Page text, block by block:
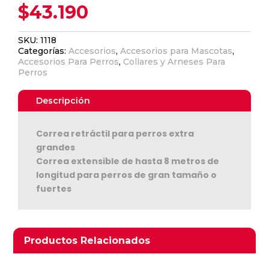
Seguir Comprando
$43.190
SKU:1118
Categorías:Accesorios,Accesorios para Mascotas,
Accesorios Para Perros, Collares y Arneses Para
Perros
Descripción
Correa retráctil para perros extra
grandes
Correa extensible de hasta 8 metros de
longitud para perros de gran tamaño o
fuertes
Productos Relacionados
Productos relacionados